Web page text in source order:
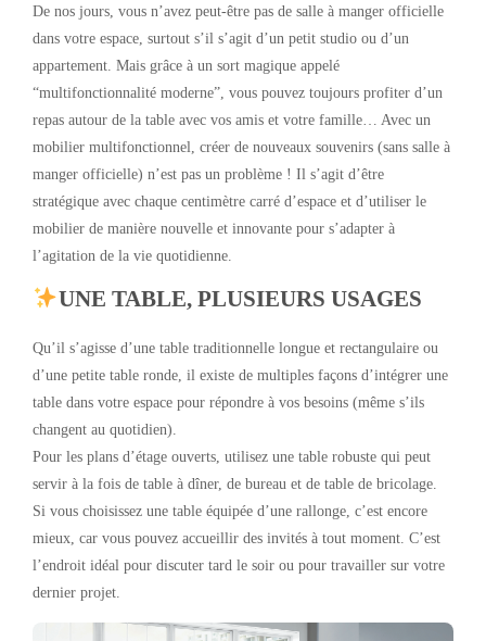
De nos jours, vous n’avez peut-être pas de salle à manger officielle
dans votre espace, surtout s’il s’agit d’un petit studio ou d’un
appartement. Mais grâce à un sort magique appelé
“multifonctionnalité moderne”, vous pouvez toujours profiter d’un
repas autour de la table avec vos amis et votre famille… Avec un
mobilier multifonctionnel, créer de nouveaux souvenirs (sans salle à
manger officielle) n’est pas un problème ! Il s’agit d’être
stratégique avec chaque centimètre carré d’espace et d’utiliser le
mobilier de manière nouvelle et innovante pour s’adapter à
l’agitation de la vie quotidienne.
UNE TABLE, PLUSIEURS USAGES
Qu’il s’agisse d’une table traditionnelle longue et rectangulaire ou
d’une petite table ronde, il existe de multiples façons d’intégrer une
table dans votre espace pour répondre à vos besoins (même s’ils
changent au quotidien).
Pour les plans d’étage ouverts, utilisez une table robuste qui peut
servir à la fois de table à dîner, de bureau et de table de bricolage.
Si vous choisissez une table équipée d’une rallonge, c’est encore
mieux, car vous pouvez accueillir des invités à tout moment. C’est
l’endroit idéal pour discuter tard le soir ou pour travailler sur votre
dernier projet.